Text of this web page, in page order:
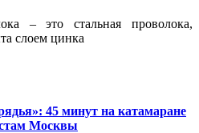
– это стальная проволока,
слоем цинка
45 минут на катамаране
Москвы